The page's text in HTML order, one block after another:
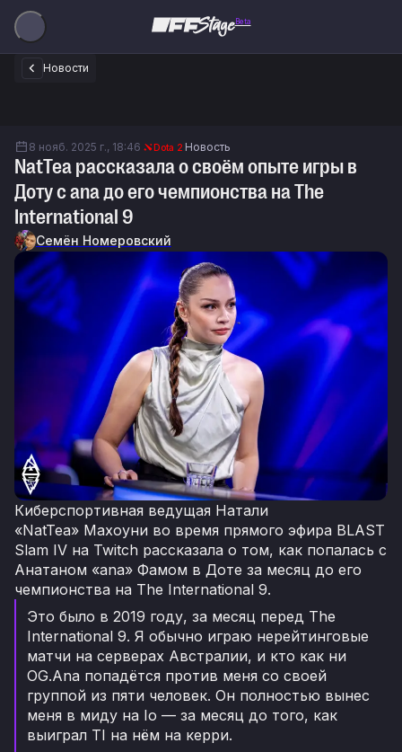
Beta
Новости
8 нояб. 2025 г., 18:46 Dota 2 Новость
NatTea рассказала о своём опыте игры в
Доту с ana до его чемпионства на The
International 9
Семён Номеровский
Киберспортивная ведущая Натали
«NatTea» Махоуни во время прямого эфира BLAST
Slam IV на Twitch рассказала о том, как попалась с
Анатаном «ana» Фамом в Доте за месяц до его
чемпионства на The International 9.
Это было в 2019 году, за месяц перед The
International 9. Я обычно играю нерейтинговые
матчи на серверах Австралии, и кто как ни
OG.Ana попадётся против меня со своей
группой из пяти человек. Он полностью вынес
меня в миду на Io — за месяц до того, как
выиграл TI на нём на керри.